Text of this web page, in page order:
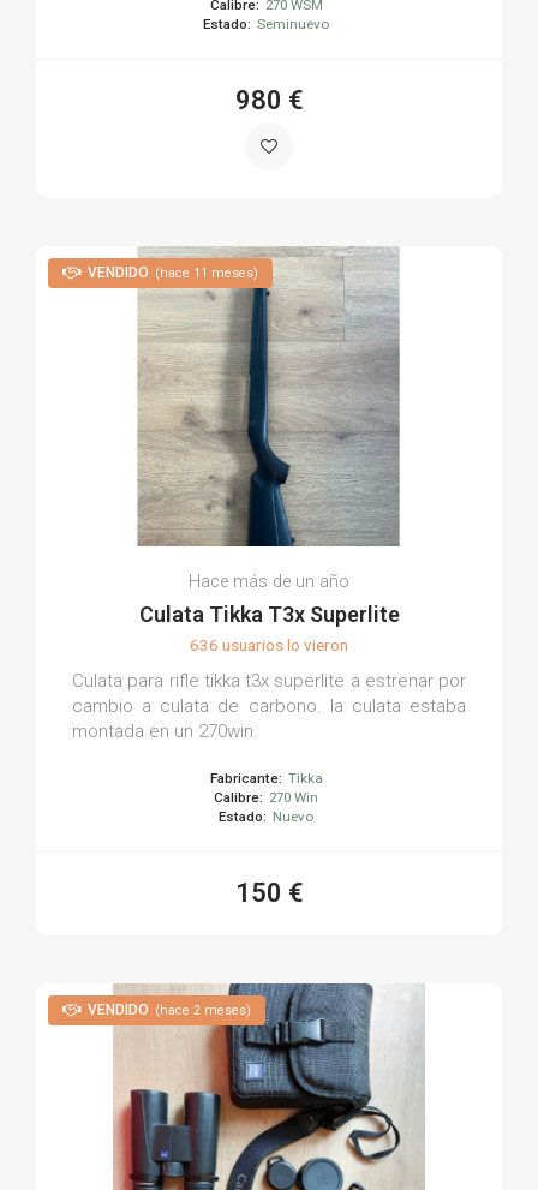
Calibre: 270 WSM
Estado: Seminuevo
980 €
VENDIDO (hace 11 meses)
Hace más de un año
Culata Tikka T3x Superlite
636 usuarios lo vieron
Culata para rifle tikka t3x superlite a estrenar por
cambio a culata de carbono. la culata estaba
montada en un 270win.
Fabricante: Tikka
Calibre: 270 Win
Estado: Nuevo
150 €
VENDIDO (hace 2 meses)